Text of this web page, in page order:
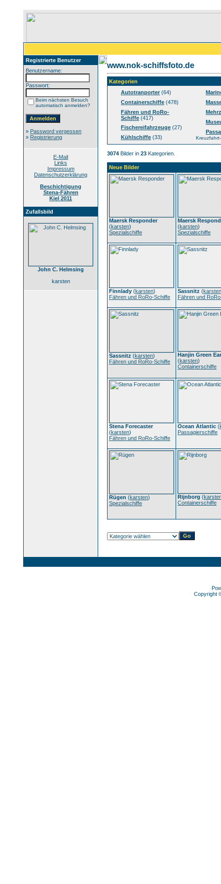
Registrierte Benutzer
Benutzername:
Passwort:
Beim nächsten Besuch
automatisch anmelden?
» Password vergessen
» Registrierung
E-Mail
Links
Impressum
Datenschutzerklärung
Beschichtigung
Stena-Fähren
Kiel 2011
Zufallsbild
John C. Helmsing
karsten
www.nok-schiffsfoto.de
Kategorien
Autotranporter(64)
Containerschiffe (478)
Fähren und RoRo-
Schiffe (417)
Fischereifahrzeuge (27)
Kühlschiffe (33)
3074 Bilder in 23 Kategorien.
Neue Bilder
Maersk Responder
(karsten)
Spezialschiffe
Maersk
(karsten)
Spezialschiffe
Finnlady (karsten)
Fähren und RoRo-Schiffe
Sassnitz (karsten
Fähren und
Sassnitz (karsten)
Fähren und RoRo-Schiffe
Hanjin Green
(karsten)
Containerschiffe
Stena Forecaster
(karsten)
Fähren und RoRo-Schiffe
Ocean Atlantic (
Passagierschiffe
Rügen (karsten)
Spezialschiffe
Rijnborg (
Containerschiffe
Copyright